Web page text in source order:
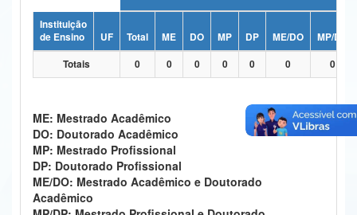
Ministério da Ciência, Tecnologia, Inovações e Comunicações
Ministério do Meio Ambiente
Ministério do Desenvolvimento Regional
Controladoria-Geral da União
Ministério da Mulher, da Família e dos Direitos Humanos
Secretaria-Geral
Instituição
de Ensino
UF Total ME DO MP DP ME/DO
MP/DP
Totais
0 0 0 0 0 0 0
ME: Mestrado Acadêmico
DO: Doutorado Acadêmico
MP: Mestrado Profissional
DP: Doutorado Profissional
ME/DO: Mestrado Acadêmico e Doutorado
Acadêmico